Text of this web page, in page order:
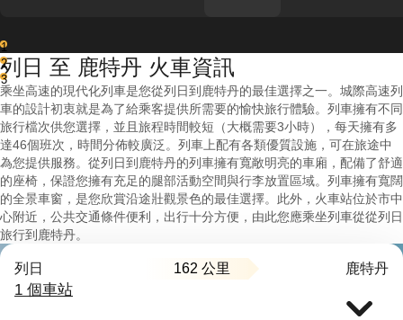
1
2
3
列日 至 鹿特丹 火車資訊
乘坐高速的現代化列車是您從列日到鹿特丹的最佳選擇之一。城際高速列
車的設計初衷就是為了給乘客提供所需要的愉快旅行體驗。列車擁有不同
旅行檔次供您選擇，並且旅程時間較短（大概需要3小時），每天擁有多
達46個班次，時間分佈較廣泛。列車上配有各類優質設施，可在旅途中
為您提供服務。從列日到鹿特丹的列車擁有寬敞明亮的車廂，配備了舒適
的座椅，保證您擁有充足的腿部活動空間與行李放置區域。列車擁有寬闊
的全景車窗，是您欣賞沿途壯觀景色的最佳選擇。此外，火車站位於市中
心附近，公共交通條件便利，出行十分方便，由此您應乘坐列車從從列日
旅行到鹿特丹。
列日 162 公里 鹿特丹
1 個車站